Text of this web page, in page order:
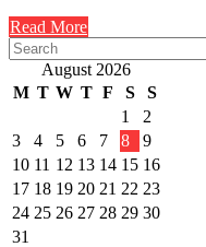
Read More
August 2026
M T W T F S
S
1
2
3
4 5 6 7 8
9
10 11 12 13 14 15 16
17 18 19 20 21 22 23
24 25 26 27 28 29 30
31